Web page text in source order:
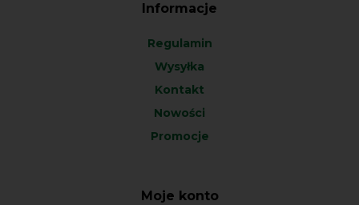
Informacje
Regulamin
Wysyłka
Kontakt
Nowości
Promocje
Moje konto